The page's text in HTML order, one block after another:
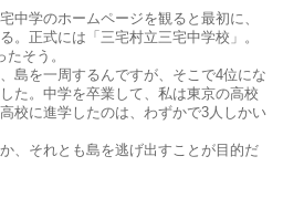
中学のホームページを観ると最初に、
。正式には「三宅村立三宅中学校」。
そう。
島を一周するんですが、そこで4位にな
た。中学を卒業して、私は東京の高校
校に進学したのは、わずかで3人しかい
、それとも島を逃げ出すことが目的だ